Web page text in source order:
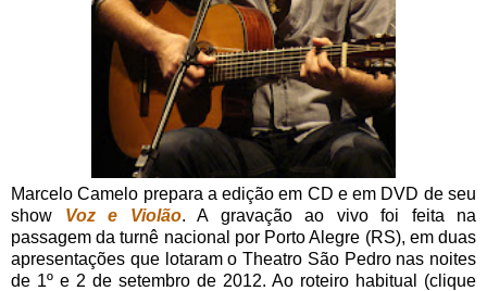
Marcelo Camelo prepara a edição em CD e em DVD de seu
show Voz e Violão. A gravação ao vivo foi feita na
passagem da turnê nacional por Porto Alegre (RS), em duas
apresentações que lotaram o Theatro São Pedro nas noites
de 1º e 2 de setembro de 2012. Ao roteiro habitual (clique